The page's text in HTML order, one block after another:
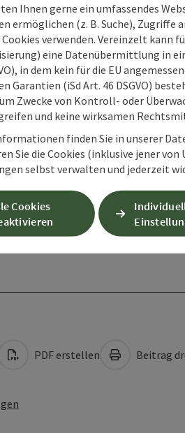
PDF erstellen Beitrag
Ihnen gerne ein umfassendes
ermöglichen (z. B. Suche), Zugriffe
verwenden. Vereinzelt kann
eine Datenübermittlung in
in dem kein für die EU
Garantien (iSd Art. 46 DSGVO)
Zwecke von Kontroll- oder
und keine wirksamen
finden Sie in unserer
Sie die Cookies (inklusive jener von
selbst verwalten und jederzeit
Cookies